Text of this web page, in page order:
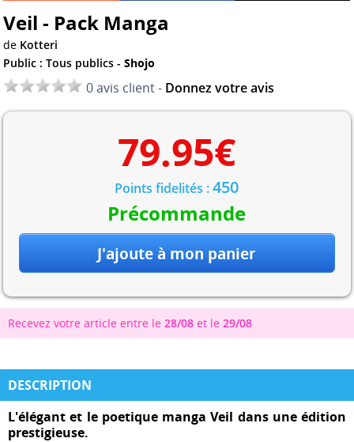
Veil - Pack Manga
de Kotteri
Public : Tous publics -Shojo
0 avis client - Donnez votre avis
79.95€
Points fidelités :450
Précommande
Recevez votre article entre le 28/08 et le 29/08
DESCRIPTION
L'élégant et le poetique manga Veil dans une édition
prestigieuse.